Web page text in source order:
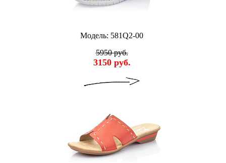
Модель: 581Q2-00
5950 руб.
3150 руб.